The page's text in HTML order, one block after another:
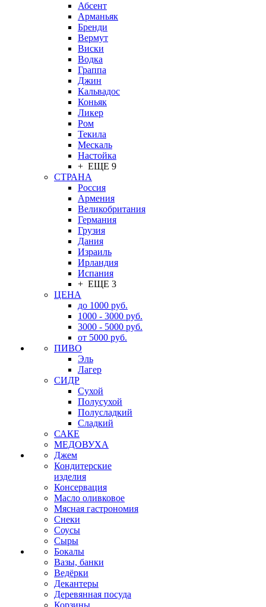
Абсент
Арманьяк
Бренди
Вермут
Виски
Водка
Граппа
Джин
Кальвадос
Коньяк
Ликер
Ром
Текила
Мескаль
Настойка
+ ЕЩЕ 9
СТРАНА
Россия
Армения
Великобритания
Германия
Грузия
Дания
Израиль
Ирландия
Испания
+ ЕЩЕ 3
ЦЕНА
до 1000 руб.
1000 - 3000 руб.
3000 - 5000 руб.
от 5000 руб.
ПИВО
Эль
Лагер
СИДР
Сухой
Полусухой
Полусладкий
Сладкий
САКЕ
МЕДОВУХА
Джем
Кондитерские
изделия
Консервация
Масло оливковое
Мясная гастрономия
Снеки
Соусы
Сыры
Бокалы
Вазы, банки
Ведёрки
Декантеры
Деревянная посуда
Корзины